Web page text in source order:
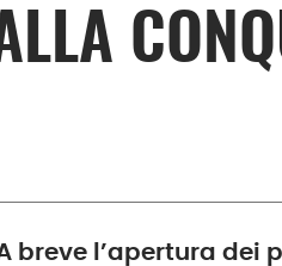
breve l’apertura dei